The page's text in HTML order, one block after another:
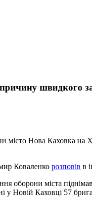
швидкого
Нова Каховка на
Коваленко розповів в
оборони міста
у Новій Каховці 57